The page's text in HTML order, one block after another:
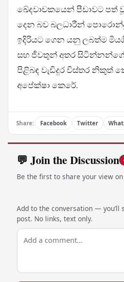
ඛේදවාචකයෙන් පීඩාවට පත්
දෙන බව බලධාරීන්
ඉදිරියට ගෙන යනු ලබත්ම
සහ ජීවතුන් අතර
පිළිබඳ වැඩිදුර විස්තර නිකුත්
අපේක්ෂා කෙරේ.
Share: Facebook Twitter
💬 Join the Discussion
Be the first to share your view
Add to the conversation — you’ll
post. No links, text only.